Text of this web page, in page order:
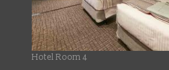
Hotel Room 4